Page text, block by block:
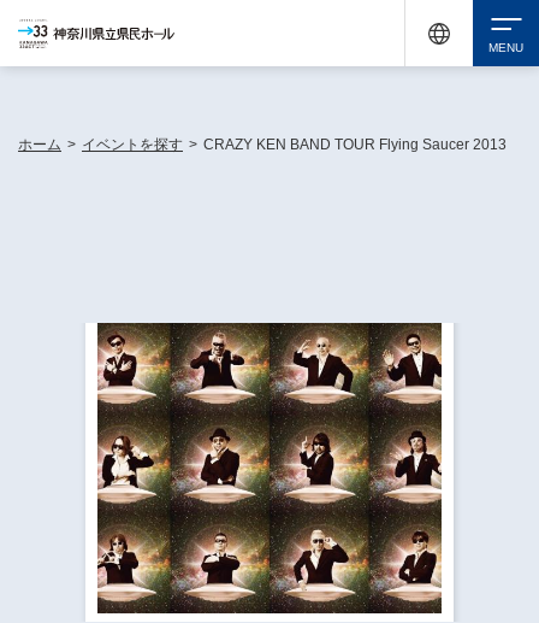
・ イベント一覧
・ イベントカレンダー
休館中の県民ホールについて
・ 施設概要
・ パイプオルガン
・ 神奈川県民ホールの取り組み
神奈川県立県民ホールSNS
​​​​​​​​​​​​​神奈川県立県民ホール
ギャラリーSNS
ホーム > イベントを探す > CRAZY KEN BAND TOUR Flying Saucer 2013